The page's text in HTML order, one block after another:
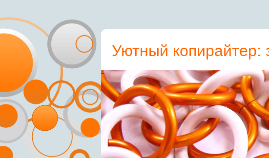
Уютный копирайтер:
пресс-релиз, статьи,